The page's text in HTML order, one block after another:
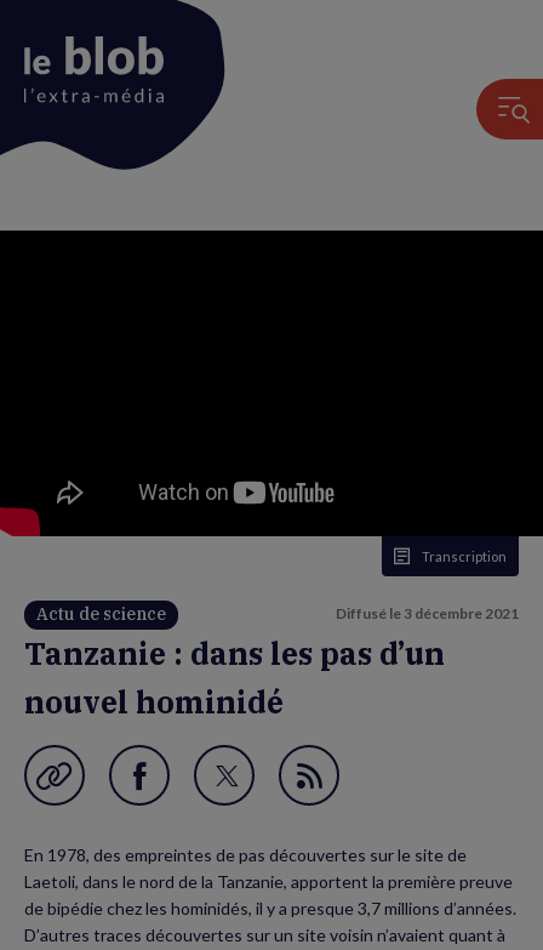
Transcription
Actu de science Diffusé le 3 décembre 2021
Tanzanie : dans les pas d’un
nouvel hominidé
Garder en favori
Partager
Facebook
(nouvelle
fenêtre)
Partager
Twitter
(nouvelle
fenêtre)
Flux
En 1978, des empreintes de pas découvertes sur le site de
Laetoli, dans le nord de la Tanzanie, apportent la première preuve
de bipédie chez les hominidés, il y a presque 3,7 millions d’années.
D’autres traces découvertes sur un site voisin n’avaient quant à